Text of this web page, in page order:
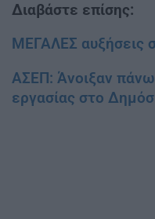
Διαβάστε επίσης:
ΜΕΓΑΛΕΣ αυξήσεις
ΑΣΕΠ: Άνοιξαν
εργασίας στο